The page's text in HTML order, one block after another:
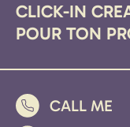
CLICK-IN
POUR TON
CALL ME